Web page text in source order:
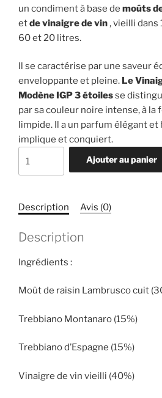
un condiment à base de moûts
etde vinaigre de vin , vieilli dans
60 et 20 litres.
Il se caractérise par une saveur
enveloppante et pleine. Le
Modène IGP 3 étoilesse
par sa couleur noire intense, à la
limpide. Il a un parfum élégant et
implique et conquiert.
de
de
I.G.P.
3
étoiles
Ajouter au panier
Description Avis (0)
Description
Ingrédients :
Moût de raisin Lambrusco cuit
Trebbiano Montanaro (15%)
Trebbiano d’Espagne (15%)
Vinaigre de vin vieilli (40%)